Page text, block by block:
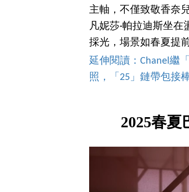
主軸，不僅致敬香奈
凡妮莎·帕拉迪斯坐
採光，場景如春夏提
延伸閱讀：Chanel繼
照，「25」鏈帶包接
2025春夏